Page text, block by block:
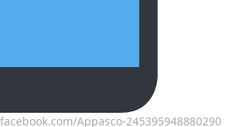
Appasco-245395948880290